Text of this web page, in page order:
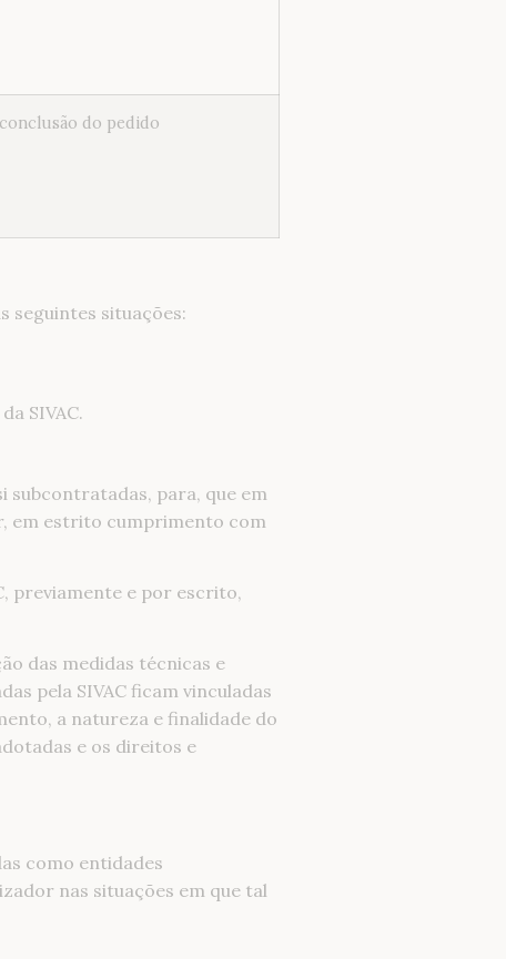
do pedido
seguintes situações:
SIVAC.
para, que em
em estrito cumprimento com
previamente e por escrito,
das medidas técnicas e
pela SIVAC ficam vinculadas
a natureza e finalidade do
e os direitos e
como entidades
nas situações em que tal